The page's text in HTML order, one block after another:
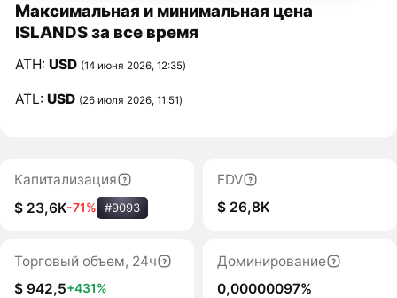
Максимальная и минимальная цена
ISLANDS за все время
ATH:USD (14 июня 2026, 12:35)
ATL:USD (26 июля 2026, 11:51)
Капитализация
$ 23,6K-71% #9093
FDV
$ 26,8K
Торговый объем, 24ч
$ 942,5+431%
Доминирование
0,00000097%